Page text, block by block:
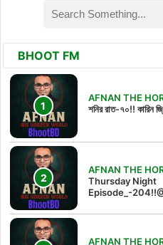
BHOOT FM
AFNAN THE
শনির রাত-৭০!! কারিন
AFNAN THE
Thursday Night
Episode_-
AFNAN THE